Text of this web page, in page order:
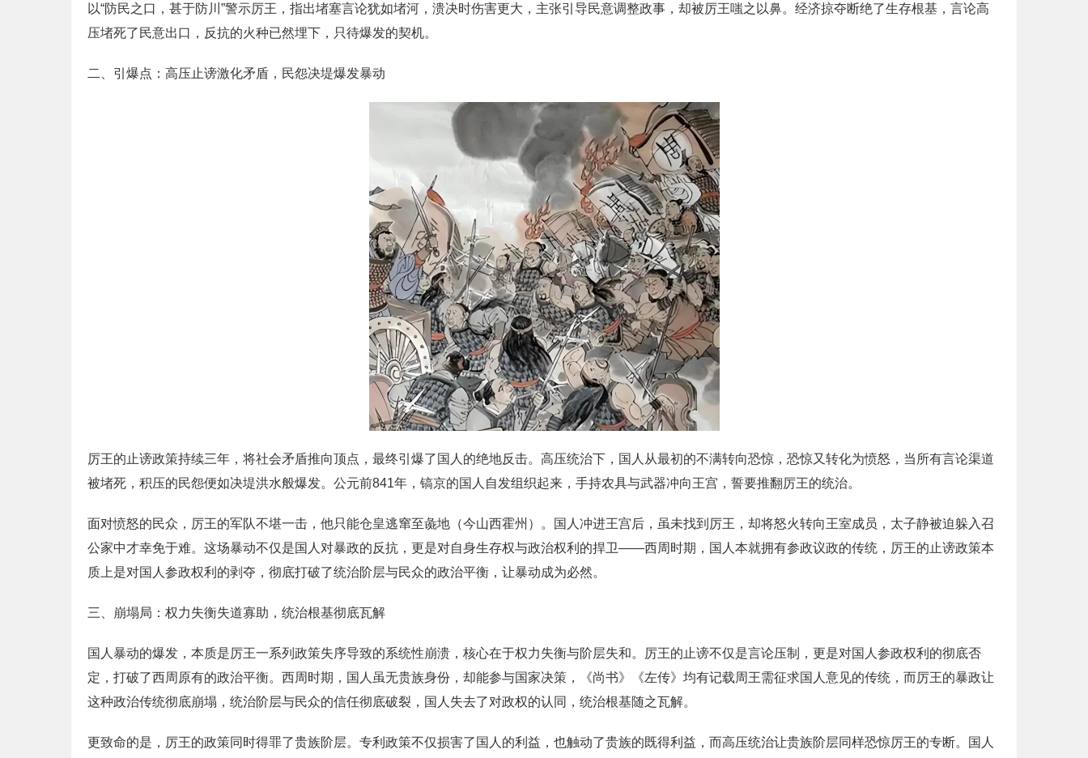
以“防民之口，甚于防川”警示厉王，指出堵塞言论犹如堵河，溃决时伤害更大，主张引导民意调整政事，却被厉王嗤之以鼻。经济掠夺断绝了生存根基，言论高
压堵死了民意出口，反抗的火种已然埋下，只待爆发的契机。
二、引爆点：高压止谤激化矛盾，民怨决堤爆发暴动
厉王的止谤政策持续三年，将社会矛盾推向顶点，最终引爆了国人的绝地反击。高压统治下，国人从最初的不满转向恐惊，恐惊又转化为愤怒，当所有言论渠道
被堵死，积压的民怨便如决堤洪水般爆发。公元前841年，镐京的国人自发组织起来，手持农具与武器冲向王宫，誓要推翻厉王的统治。
面对愤怒的民众，厉王的军队不堪一击，他只能仓皇逃窜至彘地（今山西霍州）。国人冲进王宫后，虽未找到厉王，却将怒火转向王室成员，太子静被迫躲入召
公家中才幸免于难。这场暴动不仅是国人对暴政的反抗，更是对自身生存权与政治权利的捍卫——西周时期，国人本就拥有参政议政的传统，厉王的止谤政策本
质上是对国人参政权利的剥夺，彻底打破了统治阶层与民众的政治平衡，让暴动成为必然。
三、崩塌局：权力失衡失道寡助，统治根基彻底瓦解
国人暴动的爆发，本质是厉王一系列政策失序导致的系统性崩溃，核心在于权力失衡与阶层失和。厉王的止谤不仅是言论压制，更是对国人参政权利的彻底否
定，打破了西周原有的政治平衡。西周时期，国人虽无贵族身份，却能参与国家决策，《尚书》《左传》均有记载周王需征求国人意见的传统，而厉王的暴政让
这种政治传统彻底崩塌，统治阶层与民众的信任彻底破裂，国人失去了对政权的认同，统治根基随之瓦解。
更致命的是，厉王的政策同时得罪了贵族阶层。专利政策不仅损害了国人的利益，也触动了贵族的既得利益，而高压统治让贵族阶层同样恐惊厉王的专断。国人